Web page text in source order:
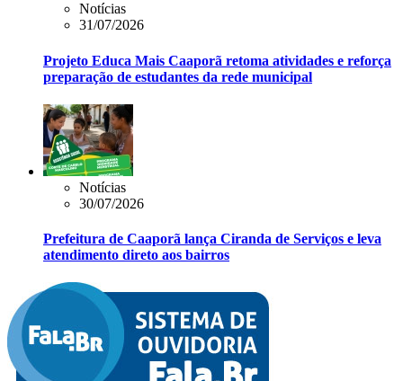
Notícias
31/07/2026
Projeto Educa Mais Caaporã retoma atividades e reforça
preparação de estudantes da rede municipal
Notícias
30/07/2026
Prefeitura de Caaporã lança Ciranda de Serviços e leva
atendimento direto aos bairros